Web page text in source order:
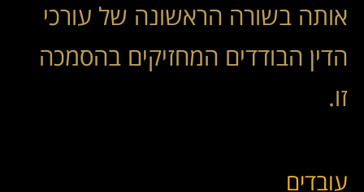
אותה בשורה הראשונה של עורכי
הדין הבודדים המחזיקים בהסמכה
זו.
עובדים